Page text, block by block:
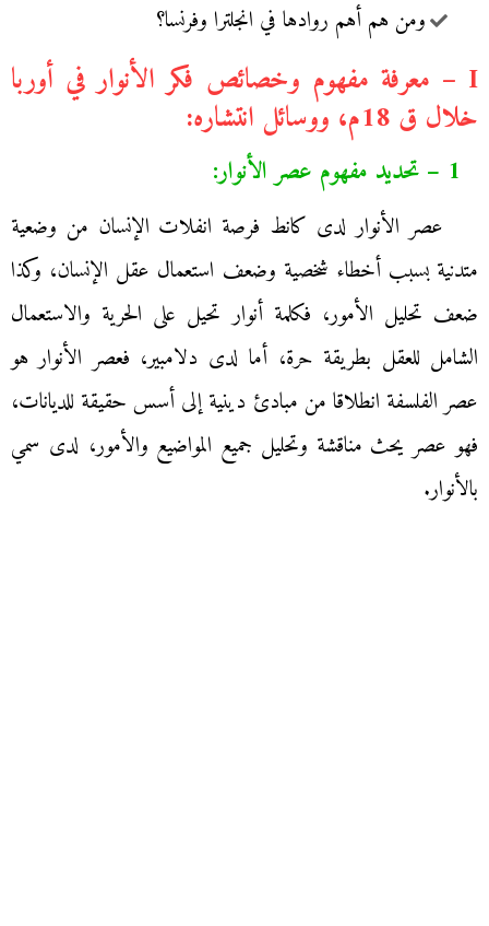
ومن هم أهم روادها في انجلترا وفرنسا؟
I – معرفة مفهوم وخصائص فكر الأنوار في أوربا
خلال ق 18م، ووسائل انتشاره:
1 – تحديد مفهوم عصر الأنوار:
عصر الأنوار لدى كانط فرصة انفلات الإنسان من وضعية
متدنية بسبب أخطاء شخصية وضعف استعمال عقل الإنسان، وكذا
ضعف تحليل الأمور، فكلمة أنوار تحيل على الحرية والاستعمال
الشامل للعقل بطريقة حرة، أما لدى دلامبير، فعصر الأنوار هو
عصر الفلسفة انطلاقا من مبادئ دينية إلى أسس حقيقة للديانات،
فهو عصر يحث مناقشة وتحليل جميع المواضيع والأمور، لدى سمي
بالأنوار.